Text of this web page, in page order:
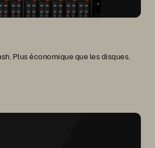
Plus économique que les disques.